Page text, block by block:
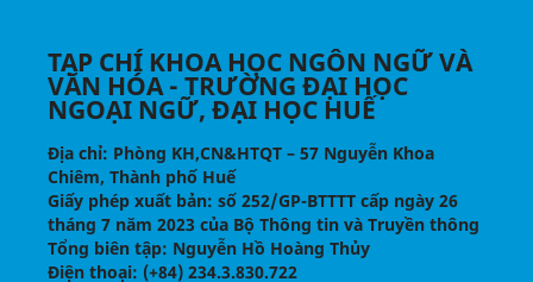
TẠP CHÍ KHOA HỌC NGÔN NGỮ VÀ
VĂN HÓA - TRƯỜNG ĐẠI HỌC
NGOẠI NGỮ, ĐẠI HỌC HUẾ
Địa chỉ: Phòng KH,CN&HTQT – 57 Nguyễn Khoa
Chiêm, Thành phố Huế
Giấy phép xuất bản: số 252/GP-BTTTT cấp ngày 26
tháng 7 năm 2023 của Bộ Thông tin và Truyền thông
Tổng biên tập: Nguyễn Hồ Hoàng Thủy
Điện thoại: (+84) 234.3.830.722